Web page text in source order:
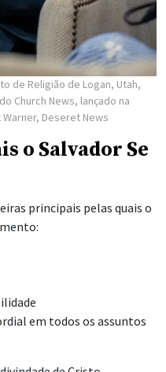
de Religião de Logan, Utah,
Church News, lançado na
Warner, Deseret News
o Salvador Se
principais pelas quais o
em todos os assuntos